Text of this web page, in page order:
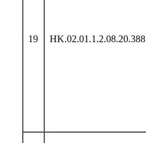
19 HK.02.01.1.2.08.20.388